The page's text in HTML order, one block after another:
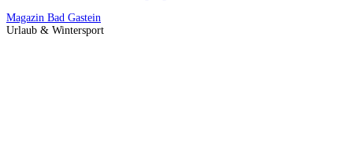
Magazin Bad Gastein
Urlaub & Wintersport